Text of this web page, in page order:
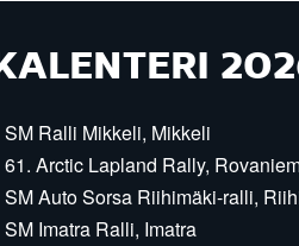
Ralli Mikkeli, Mikkeli
Arctic Lapland Rally,
Auto Sorsa Riihimäki-ralli,
Imatra Ralli, Imatra